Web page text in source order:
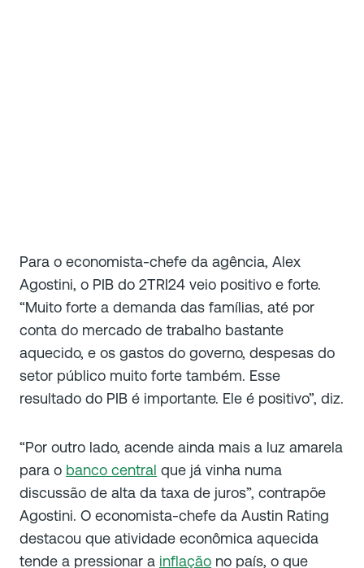
Para o economista-chefe da agência, Alex
Agostini, o PIB do 2TRI24 veio positivo e forte.
“Muito forte a demanda das famílias, até por
conta do mercado de trabalho bastante
aquecido, e os gastos do governo, despesas do
setor público muito forte também. Esse
resultado do PIB é importante. Ele é positivo”, diz.
“Por outro lado, acende ainda mais a luz amarela
para o banco central que já vinha numa
discussão de alta da taxa de juros”, contrapõe
Agostini. O economista-chefe da Austin Rating
destacou que atividade econômica aquecida
tende a pressionar a inflação no país, o que